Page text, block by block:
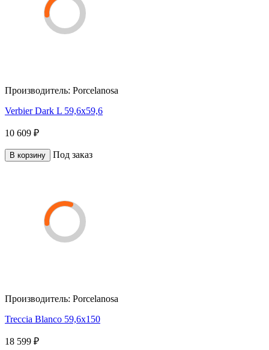
Производитель: Porcelanosa
Verbier Dark L 59,6x59,6
10 609 ₽
В корзину Под заказ
Производитель: Porcelanosa
Treccia Blanco 59,6x150
18 599 ₽